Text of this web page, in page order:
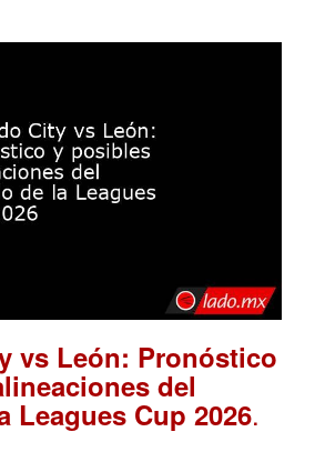
vs León: Pronóstico
del
Leagues Cup 2026.